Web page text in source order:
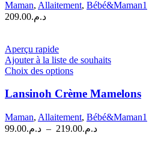
Maman, Allaitement, Bébé&Maman1
د.م.209.00
Aperçu rapide
Ajouter à la liste de souhaits
Choix des optionsCe
a
variations.
Les
options
Lansinoh Crème Mamelons
Maman, Allaitement, Bébé&Maman1
د.م.99.00 – د.م.219.00
Plage